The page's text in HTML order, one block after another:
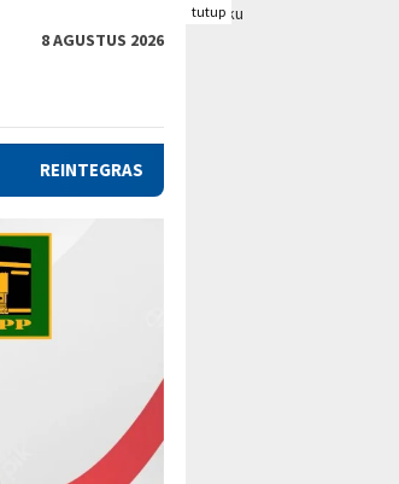
tutup
8 AGUSTUS 2026
BENGKULU TENGAH TANDATANGANI NOTA